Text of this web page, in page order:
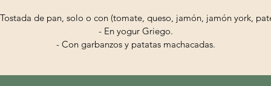
de pan, solo o con (tomate, queso, jamón, jamón york,
- En yogur Griego.
- Con garbanzos y patatas machacadas.